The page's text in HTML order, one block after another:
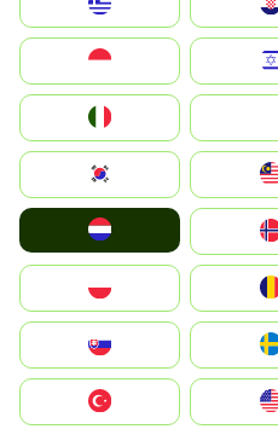
South Korea
United States